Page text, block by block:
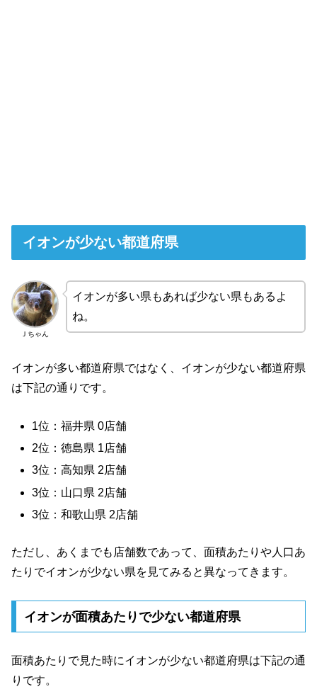
イオンが少ない都道府県
Ｊちゃん
イオンが多い県もあれば少ない県もあるよ
ね。
イオンが多い都道府県ではなく、イオンが少ない都道府県
は下記の通りです。
1位：福井県 0店舗
2位：徳島県 1店舗
3位：高知県 2店舗
3位：山口県 2店舗
3位：和歌山県 2店舗
ただし、あくまでも店舗数であって、面積あたりや人口あ
たりでイオンが少ない県を見てみると異なってきます。
イオンが面積あたりで少ない都道府県
面積あたりで見た時にイオンが少ない都道府県は下記の通
りです。